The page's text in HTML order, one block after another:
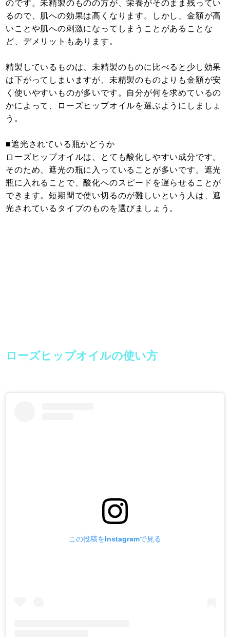
のです。未精製のものの方が、栄養がそのまま残ってい
るので、肌への効果は高くなります。しかし、金額が高
いことや肌への刺激になってしまうことがあることな
ど、デメリットもあります。
精製しているものは、未精製のものに比べると少し効果
は下がってしまいますが、未精製のものよりも金額が安
く使いやすいものが多いです。自分が何を求めているの
かによって、ローズヒップオイルを選ぶようにしましょ
う。
■遮光されている瓶かどうか
ローズヒップオイルは、とても酸化しやすい成分です。
そのため、遮光の瓶に入っていることが多いです。遮光
瓶に入れることで、酸化へのスピードを遅らせることが
できます。短期間で使い切るのが難しいという人は、遮
光されているタイプのものを選びましょう。
ローズヒップオイルの使い方
この投稿をInstagramで見る